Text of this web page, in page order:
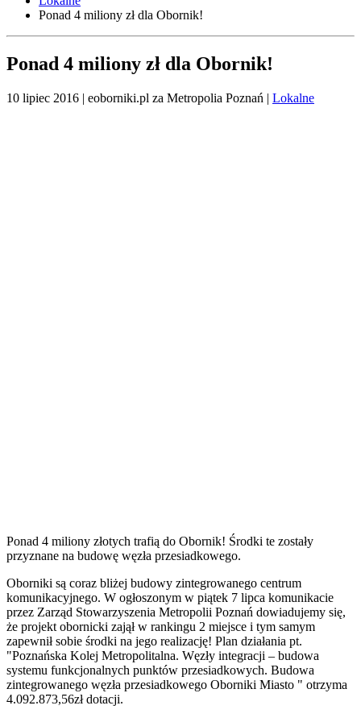
Ponad 4 miliony zł dla Obornik!
Ponad 4 miliony zł dla Obornik!
10 lipiec 2016 | eoborniki.pl za Metropolia Poznań | Lokalne
Ponad 4 miliony złotych trafią do Obornik! Środki te zostały
przyznane na budowę węzła przesiadkowego.
Oborniki są coraz bliżej budowy zintegrowanego centrum
komunikacyjnego. W ogłoszonym w piątek 7 lipca komunikacie
przez Zarząd Stowarzyszenia Metropolii Poznań dowiadujemy się,
że projekt obornicki zajął w rankingu 2 miejsce i tym samym
zapewnił sobie środki na jego realizację! Plan działania pt.
"Poznańska Kolej Metropolitalna. Węzły integracji – budowa
systemu funkcjonalnych punktów przesiadkowych. Budowa
zintegrowanego węzła przesiadkowego Oborniki Miasto " otrzyma
4.092.873,56zł dotacji.